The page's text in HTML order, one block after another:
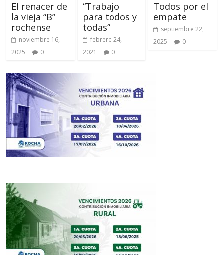
El renacer de
la vieja “B”
rochense
noviembre 16,
2025
0
“Trabajo
para todos y
todas”
febrero 24,
2021
0
Todos por el
empate
septiembre 22,
2025
0